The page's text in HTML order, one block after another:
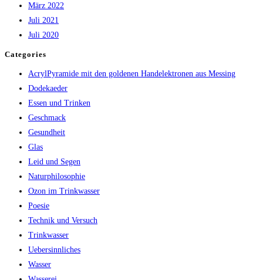
März 2022
Juli 2021
Juli 2020
Categories
AcrylPyramide mit den goldenen Handelektronen aus Messing
Dodekaeder
Essen und Trinken
Geschmack
Gesundheit
Glas
Leid und Segen
Naturphilosophie
Ozon im Trinkwasser
Poesie
Technik und Versuch
Trinkwasser
Uebersinnliches
Wasser